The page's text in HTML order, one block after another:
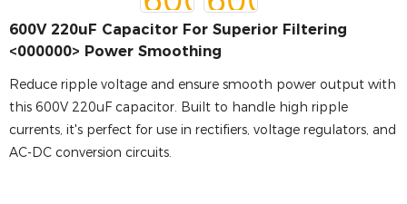
600V 220uF Capacitor For Superior Filtering
<000000> Power Smoothing
Reduce ripple voltage and ensure smooth power output with
this 600V 220uF capacitor. Built to handle high ripple
currents, it's perfect for use in rectifiers, voltage regulators, and
AC-DC conversion circuits.